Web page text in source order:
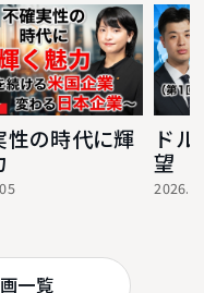
性の時代に輝
ド
望
一覧